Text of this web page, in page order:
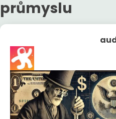
průmyslu